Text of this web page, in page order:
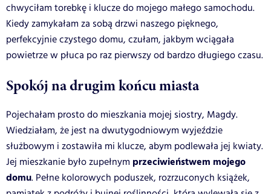
chwyciłam torebkę i klucze do mojego małego samochodu.
Kiedy zamykałam za sobą drzwi naszego pięknego,
perfekcyjnie czystego domu, czułam, jakbym wciągała
powietrze w płuca po raz pierwszy od bardzo długiego czasu.
Spokój na drugim końcu miasta
Pojechałam prosto do mieszkania mojej siostry, Magdy.
Wiedziałam, że jest na dwutygodniowym wyjeździe
służbowym i zostawiła mi klucze, abym podlewała jej kwiaty.
Jej mieszkanie było zupełnym przeciwieństwem mojego
domu. Pełne kolorowych poduszek, rozrzuconych książek,